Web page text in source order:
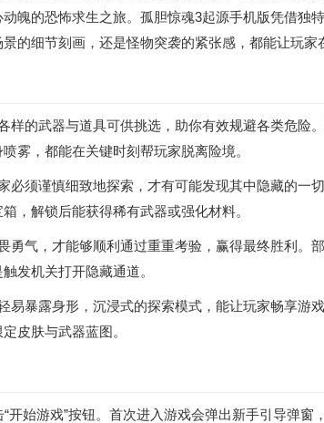
魄的恐怖求生之旅。孤胆惊魂3起源手机版凭借独
的细节刻画，还是怪物突袭的紧张感，都能让玩家
样的武器与道具可供挑选，助你有效规避各类危险
雾，都能在关键时刻帮玩家脱离险境。
必须谨慎细致地探索，才有可能发现其中隐藏的一
，解锁后能获得稀有武器或强化材料。
勇气，才能够顺利通过重重考验，赢得最终胜利。
发机关打开隐藏通道。
易暴露身形，沉浸式的探索模式，能让玩家畅享游
皮肤与武器蓝图。
开始游戏”按钮。首次进入游戏会弹出新手引导弹窗